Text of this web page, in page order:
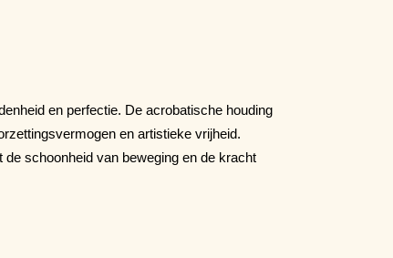
en perfectie. De acrobatische houding
en artistieke vrijheid.
schoonheid van beweging en de kracht